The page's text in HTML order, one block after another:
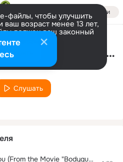
Войти
файлы, чтобы улучшить
ваш возраст менее 13 лет,
должен ваш законный
информации
The Godfather Waltz (From the Movie "The Godfather I")
Слушать
I Will Always Love You (From the Movie "Bodyguard")